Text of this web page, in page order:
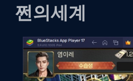
쩐의세계